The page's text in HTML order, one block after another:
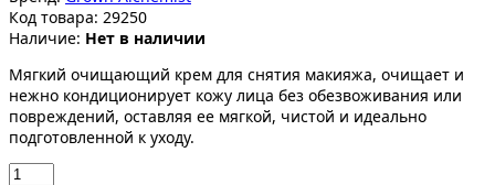
Код товара: 29250
Наличие: Нет в наличии
Мягкий очищающий крем для снятия макияжа, очищает и
нежно кондиционирует кожу лица без обезвоживания или
повреждений, оставляя ее мягкой, чистой и идеально
подготовленной к уходу.